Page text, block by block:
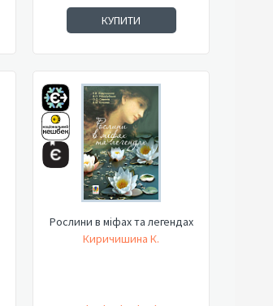
КУПИТИ
Рослини в міфах та легендах
Киричишина К.